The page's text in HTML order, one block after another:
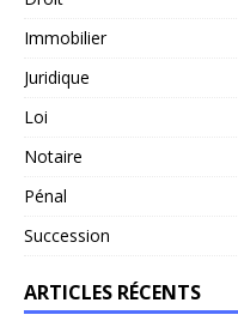
Immobilier
Juridique
Loi
Notaire
Pénal
Succession
ARTICLES RÉCENTS